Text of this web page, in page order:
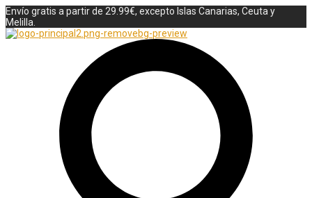
Envío gratis a partir de 29.99€, excepto Islas Canarias, Ceuta y
Melilla.